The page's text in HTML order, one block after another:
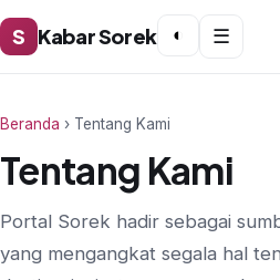
S Kabar Sorek ◐ ☰
Beranda › Tentang Kami
Tentang Kami
Portal Sorek hadir sebagai
yang mengangkat segala hal